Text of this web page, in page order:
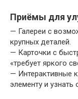
Приёмы для
— Галереи с
крупных деталей.
— Карточки с
«требует яркого
— Интерактивные
элементу и узнать